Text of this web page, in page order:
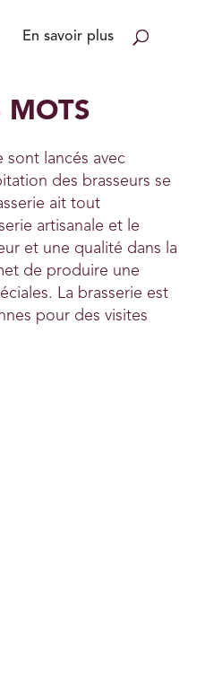
En savoir plus
MOTS
sont lancés avec
des brasseurs se
ait tout
artisanale et le
et une qualité dans la
de produire une
La brasserie est
pour des visites